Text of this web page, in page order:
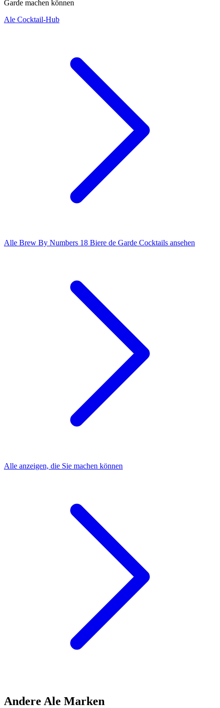
Garde machen können
Ale Cocktail-Hub
Alle Brew By Numbers 18 Biere de Garde Cocktails ansehen
Alle anzeigen, die Sie machen können
Andere Ale Marken